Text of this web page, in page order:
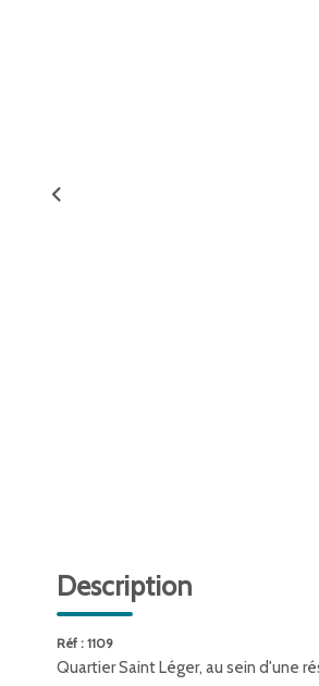
Description
Réf : 1109
Quartier Saint Léger, au sein d'une